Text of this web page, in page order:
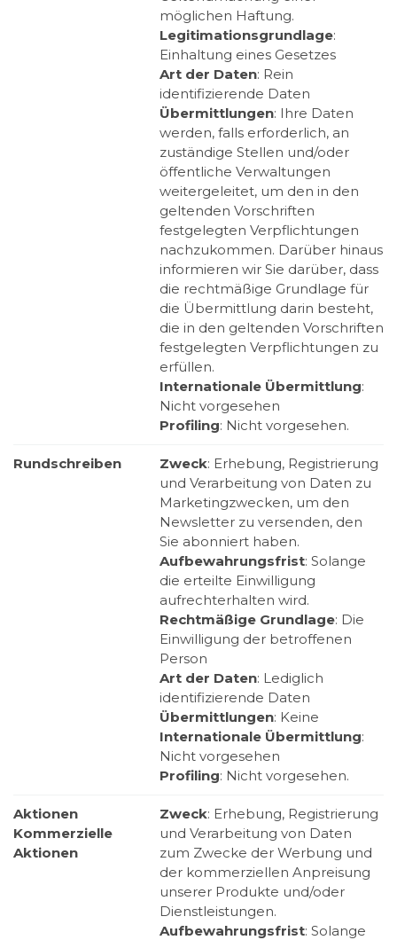
möglichen Haftung.
Legitimationsgrundlage:
Einhaltung eines Gesetzes
Art der Daten: Rein
identifizierende Daten
Übermittlungen: Ihre Daten
werden, falls erforderlich, an
zuständige Stellen und/oder
öffentliche Verwaltungen
weitergeleitet, um den in den
geltenden Vorschriften
festgelegten Verpflichtungen
nachzukommen. Darüber hinaus
informieren wir Sie darüber, dass
die rechtmäßige Grundlage für
die Übermittlung darin besteht,
die in den geltenden Vorschriften
festgelegten Verpflichtungen zu
erfüllen.
Internationale Übermittlung:
Nicht vorgesehen
Profiling: Nicht vorgesehen.
Rundschreiben Zweck: Erhebung, Registrierung
und Verarbeitung von Daten zu
Marketingzwecken, um den
Newsletter zu versenden, den
Sie abonniert haben.
Aufbewahrungsfrist: Solange
die erteilte Einwilligung
aufrechterhalten wird.
Rechtmäßige Grundlage: Die
Einwilligung der betroffenen
Person
Art der Daten: Lediglich
identifizierende Daten
Übermittlungen: Keine
Internationale Übermittlung:
Nicht vorgesehen
Profiling: Nicht vorgesehen.
Aktionen
Kommerzielle
Aktionen
Zweck: Erhebung, Registrierung
und Verarbeitung von Daten
zum Zwecke der Werbung und
der kommerziellen Anpreisung
unserer Produkte und/oder
Dienstleistungen.
Aufbewahrungsfrist: Solange